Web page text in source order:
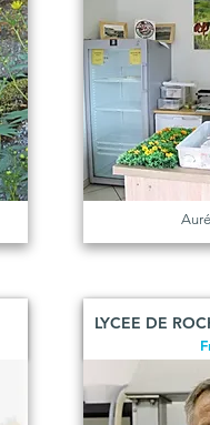
LYCEE DE